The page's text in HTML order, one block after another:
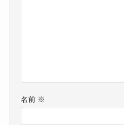
名前 ※